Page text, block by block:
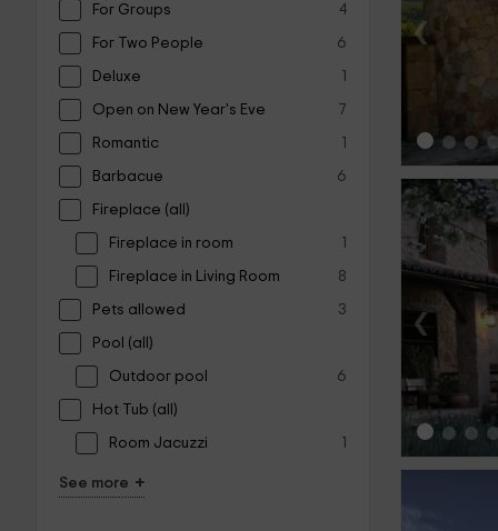
For Groups 4
For Two People 6
Deluxe 1
Open on New Year's Eve 7
Romantic 1
Barbacue 6
Fireplace (all)
Fireplace in room 1
Fireplace in Living Room 8
Pets allowed 3
Pool (all)
Outdoor pool 6
Hot Tub (all)
Room Jacuzzi 1
See more +
‹
‹